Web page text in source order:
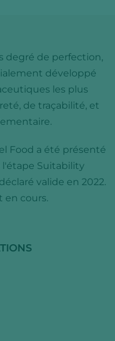
degré de perfection,
développé
les plus
de traçabilité, et
Food a été présenté
l'étape Suitability
valide en 2022.
en cours.